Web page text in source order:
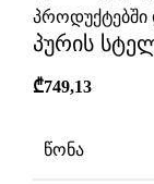
პროდუქტებში
პურის
₾749,13
წონა